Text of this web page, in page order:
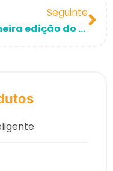
Seguinte
Primeira edição do Ecco Comunidades, do Instituto BRF, foca em desenvolvimento local e soluções para enfrentar o desperdício de alimentos